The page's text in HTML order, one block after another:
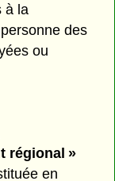
à la
des
ou
régional »
en